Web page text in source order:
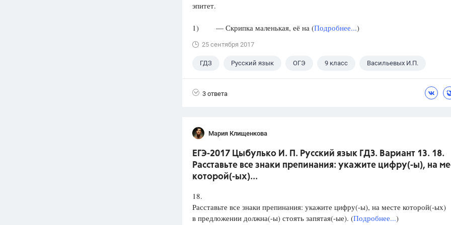
эпитет.
1) — Скрипка маленькая, её на (Подробнее...)
25 сентября 2017
ГДЗ Русский язык ОГЭ 9 класс Васильевых И.П.
3 ответа
Мария Клищенкова
ЕГЭ-2017 Цыбулько И. П. Русский язык ГДЗ. Вариант 13. 18.
Расставьте все знаки препинания: укажите цифру(-ы), на
которой(-ых)...
18.
Расставьте все знаки препинания: укажите цифру(-ы), на месте которой(-ых)
в предложении должна(-ы) стоять запятая(-ые). (Подробнее...)